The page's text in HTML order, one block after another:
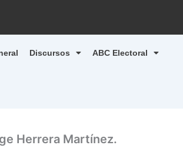
Discursos ABC Electoral
Herrera Martínez.